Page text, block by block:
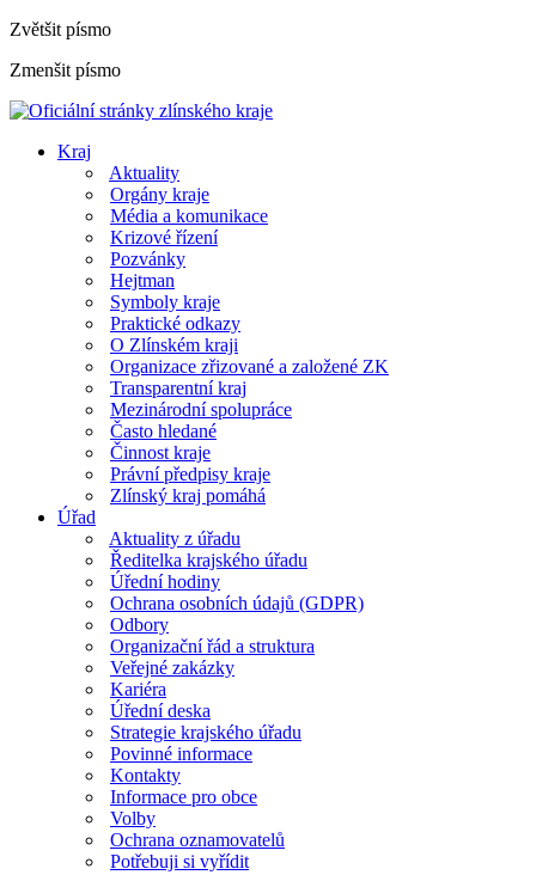
Zvětšit písmo
Zmenšit písmo
Kraj
Aktuality
Orgány kraje
Média a komunikace
Krizové řízení
Pozvánky
Hejtman
Symboly kraje
Praktické odkazy
O Zlínském kraji
Organizace zřizované a založené ZK
Transparentní kraj
Mezinárodní spolupráce
Často hledané
Činnost kraje
Právní předpisy kraje
Zlínský kraj pomáhá
Úřad
Aktuality z úřadu
Ředitelka krajského úřadu
Úřední hodiny
Ochrana osobních údajů (GDPR)
Odbory
Organizační řád a struktura
Veřejné zakázky
Kariéra
Úřední deska
Strategie krajského úřadu
Povinné informace
Kontakty
Informace pro obce
Volby
Ochrana oznamovatelů
Potřebuji si vyřídit